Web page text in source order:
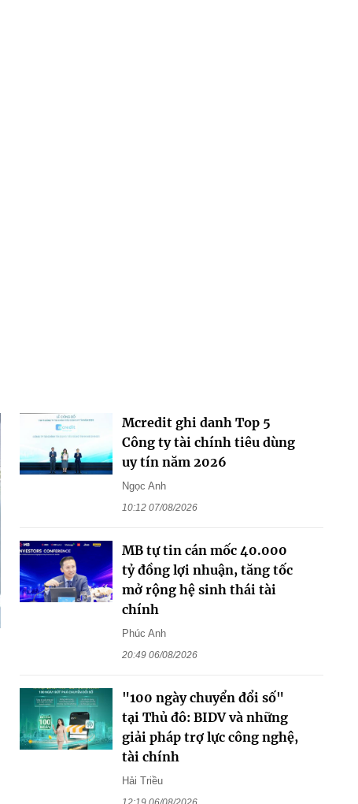
Mcredit ghi danh Top 5
Công ty tài chính tiêu dùng
uy tín năm 2026
Ngọc Anh
10:12 07/08/2026
MB tự tin cán mốc 40.000
tỷ đồng lợi nhuận, tăng tốc
mở rộng hệ sinh thái tài
chính
Phúc Anh
20:49 06/08/2026
"100 ngày chuyển đổi số"
tại Thủ đô: BIDV và những
giải pháp trợ lực công nghệ,
tài chính
Hải Triều